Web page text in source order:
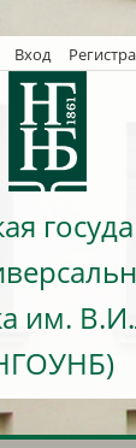
Вход
им.